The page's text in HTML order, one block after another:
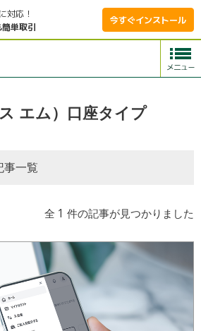
対応！
単取引
今すぐインストール
エム）口座タイプ
事一覧
全 1 件の記事が見つかりました